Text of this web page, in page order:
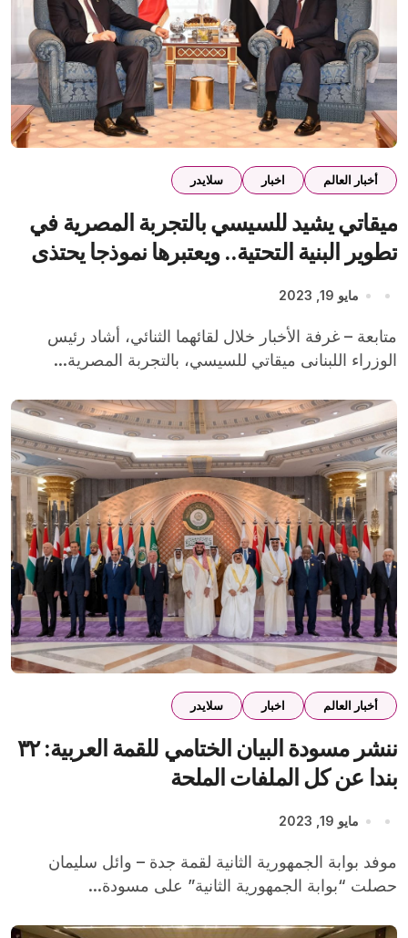
أخبار العالم اخبار سلايدر
ميقاتي يشيد للسيسي بالتجربة المصرية في
تطوير البنية التحتية.. ويعتبرها نموذجا يحتذى
مايو 19, 2023
متابعة – غرفة الأخبار خلال لقائهما الثنائي، أشاد رئيس
الوزراء اللبنانى ميقاتي للسيسي، بالتجربة المصرية...
أخبار العالم اخبار سلايدر
ننشر مسودة البيان الختامي للقمة العربية: ٣٢
بندا عن كل الملفات الملحة
مايو 19, 2023
موفد بوابة الجمهورية الثانية لقمة جدة – وائل سليمان
حصلت “بوابة الجمهورية الثانية” على مسودة...